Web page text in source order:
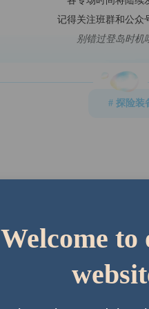
记得关注班群和公众
别错过登岛时机
# 探险装
Welcome to